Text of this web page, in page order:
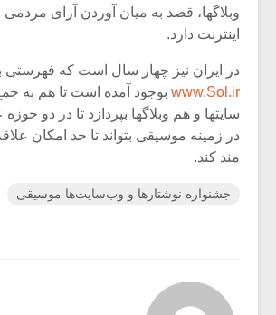
وبلاگها، قصد به میان آوردن آرای مردمی
اینترنت دارد.
در ایران نیز چهار سال است که فهرستی
www.Sol.ir بوجود آمده است تا هم به
سایتها و هم وبلاگها بپردازد تا در دو
در زمینه موسیقی بتواند تا حد امکان
مند کند.
جشنواره نوشتارها و وب‌سایت‌ها موسیقی